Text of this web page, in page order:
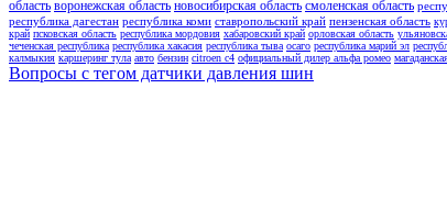
область воронежская область новосибирская область смоленская область
республика дагестан республика коми ставропольский край пензенская область
край псковская область республика мордовия хабаровский край орловская область
чеченская республика республика хакасия республика тыва осаго республика марий эл
калмыкия каршеринг тула авто бензин citroen c4 официальный дилер альфа ромео
Вопросы с тегом датчики давления шин